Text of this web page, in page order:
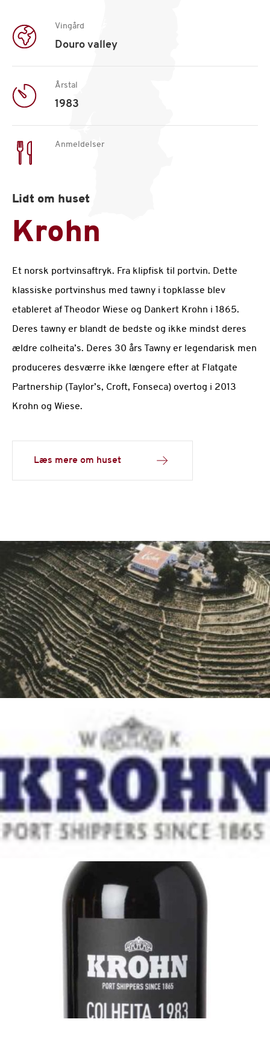
Vingård
Douro valley
Årstal
1983
Anmeldelser
Lidt om huset
Krohn
Et norsk portvinsaftryk. Fra klipfisk til portvin. Dette
klassiske portvinshus med tawny i topklasse blev
etableret af Theodor Wiese og Dankert Krohn i 1865.
Deres tawny er blandt de bedste og ikke mindst deres
ældre colheita’s. Deres 30 års Tawny er legendarisk men
produceres desværre ikke længere efter at Flatgate
Partnership (Taylor’s, Croft, Fonseca) overtog i 2013
Krohn og Wiese.
Læs mere om huset